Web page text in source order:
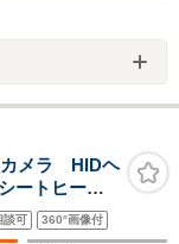
メラ HIDヘ
トヒータ
ー ETC オ
スイッチ
談可 360°画像付